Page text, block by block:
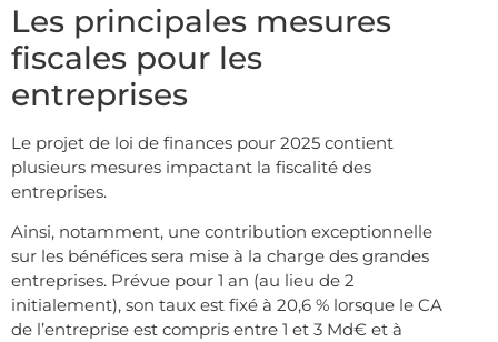
Les principales mesures
fiscales pour les
entreprises
Le projet de loi de finances pour 2025 contient
plusieurs mesures impactant la fiscalité des
entreprises.
Ainsi, notamment, une contribution exceptionnelle
sur les bénéfices sera mise à la charge des grandes
entreprises. Prévue pour 1 an (au lieu de 2
initialement), son taux est fixé à 20,6 % lorsque le CA
de l’entreprise est compris entre 1 et 3 Md€ et à